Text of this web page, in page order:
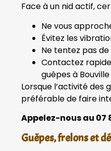
Face à un nid actif,
Ne vous
Évitez les
Ne tentez pas
Contactez
guêpes à Bouville
Lorsque l’activité
préférable de faire
Appelez-nous au 07
Guêpes, frelons et